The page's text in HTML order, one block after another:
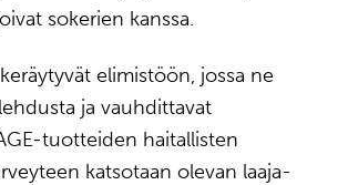
sokerien kanssa.
elimistöön, jossa ne
ja vauhdittavat
tuotteiden haitallisten
katsotaan olevan laaja-